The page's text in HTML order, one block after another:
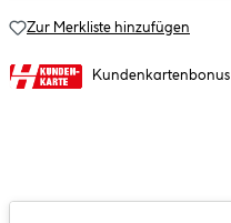
Zur Merkliste hinzufügen
Kundenkartenbonus